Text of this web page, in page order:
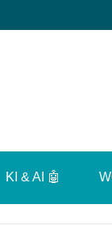
KI & AI 🤖